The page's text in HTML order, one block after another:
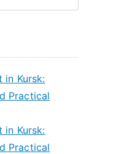
in Kursk:
Practical
in Kursk:
Practical